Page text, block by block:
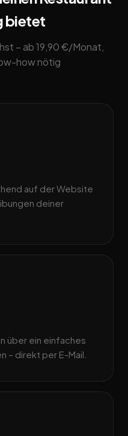
bietet
– ab 19,90 €/Monat,
how nötig
auf der Website
deiner
über ein einfaches
– direkt per E-Mail.